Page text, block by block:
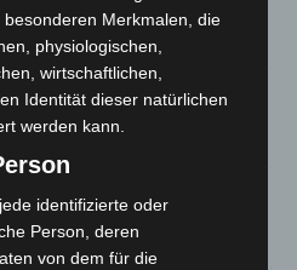
Isernhagen
zwischen Hannover-West
zurück
Merkmalen, die
physiologischen,
wirtschaftlichen,
Identität dieser natürlichen
werden kann.
identifizierte oder
Person, deren
von dem für die